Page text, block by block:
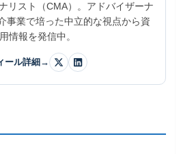
リスト（CMA）。アドバイザーナ
事業で培った中立的な視点から資
情報を発信中。
ール詳細→